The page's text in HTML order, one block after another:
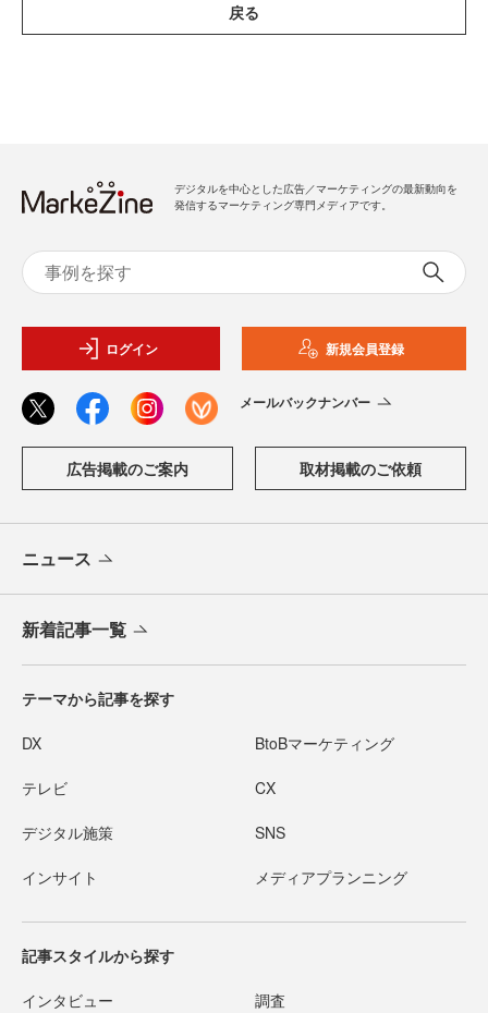
戻る
デジタルを中心とした広告／マーケティングの最新動向を
発信するマーケティング専門メディアです。
ログイン 新規会員登録
メールバックナンバー
広告掲載のご案内 取材掲載のご依頼
ニュース
新着記事一覧
テーマから記事を探す
DX BtoBマーケティング
テレビ CX
デジタル施策 SNS
インサイト メディアプランニング
記事スタイルから探す
インタビュー 調査